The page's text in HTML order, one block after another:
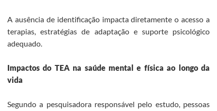
A ausência de identificação impacta diretamente o acesso a
terapias, estratégias de adaptação e suporte psicológico
adequado.
Impactos do TEA na saúde mental e física ao longo da
vida
Segundo a pesquisadora responsável pelo estudo, pessoas